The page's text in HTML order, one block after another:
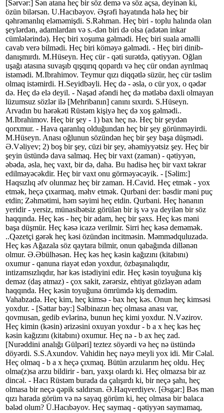
[Sərvər:] Sən atana heç bir söz demə və söz açsa, deyinən ki,
özün bilərsən. U.Hacıbəyov. Əşrəfi həyatında hələ heç bir
qəhrəmanlıq eləməmişdi. S.Rəhman. Heç biri - toplu halında olan
şeylərdən, adamlardan və s.-dən biri də olsa (adətən inkar
cümlələrində). Heç biri xoşuma gəlmədi. Heç biri suala əməlli
cavab verə bilmədi. Heç biri köməyə gəlmədi. - Heç biri dinib-
danışmırdı. M.Hüseyn. Heç cür - qəti surətdə, qətiyyən. Oğlan
uşağı atasına suvaşıb qışqırıq qopardı və heç cür ondan ayrılmaq
istəmədi. M.Ibrahimov. Teymur qızı diqqətlə süzür, heç cür təslim
olmaq istəmirdi. H.Seyidbəyli. Heç də - əsla, o cür yox, o qədər
də. Heç də elə deyil. - Naşad əfəndi heç də mətləbə dəxli olmayan
lüzumsuz sözlər ilə [Mehribanın] canını sıxırdı. S.Hüseyn.
Arvadın bu hərəkəti Rüstəm kişiyə heç də xoş gəlmədi..
M.Ibrahimov. Heç bir şey - 1) bax heç nə. Heç bir şeydən
qorxmur. - Hava qaranlıq olduğundan heç bir şey görünməyirdi.
M.Hüseyn. Anası oğlunun sözündən heç bir şey başa düşmədi.
Ə.Vəliyev; 2) boş bir şey, cüzi bir şey, əhəmiyyətsiz şey. Heç bir
şeyin üstündə dava salmaq. Heç bir vaxt (zaman) - qətiyyən,
əbəda, əsla, heç vaxt, bir də, daha. Bu hadisə heç bir vaxt təkrar
edilməyəcəkdir. Heç bir vaxt onu görməyəcəyik. - [Səlim:]
Haqsızlıq əfv olunmaz heç bir zaman. H.Cavid. Heç etmək - yox
etmək, heçə çıxarmaq, məhv etmək. Qurbani der: bəsdir məni puç
etdin; Zəhmətimi, həm səyimi heç etdin. Qurbani. Heç hənanın
yeridir - yersiz, münasibətsiz görülən bir iş və ya deyilən bir söz
haqqında. Heç kəs - heç bir adam, heç bir şəxs. Heç kəs məni
başa düşmür. Heç kəsə icazə verilmir. Sirri heç kəsə deməmək.
..Qəzetçi gərək heç kəsi özündən incitməsin. Məmmədquluzadə.
Heç kəs Ağazala söz qaytara bilmir, onun qabağında dillənən
olmur. Ə.Əbülhəsən. Heç kəs heç kəsin kağızını (kitabını)
oxumur - qanuna riayət edən yoxdur, özbaşınalıqdır,
intizamsızlıqdır, hər kəs istədiyini edir. Heç kəsin toyuğuna kiş
deməz (daş atmaz) - çox sakit, zərərsiz, ehtiyat gözləyən adam
haqqında. Heç kəsin toyuğuna ömrümdə kiş demədim.
Vahabzadə. Heç kim, heç kimsə - bax heç kəs. Onun heç kimsəsi
yoxdur. - [Səttar bəy:] Səlbinazın heç olmasa anası var,
qovmusan, gedib evlərinə, bunun heç kimi yoxdur. N.Vəzirov.
Heç kimin (kəsin) ərizəsini oxuyan yoxdur - b a x heç kəs heç
kəsin kağızını (kitabını) oxumur. Heç nə - b ax heç zad.
[Nurəddini analığı Gülpəri] teztez söyərdi və heç nə üstündə
döyərdi. S.S.Axundov. Vahidin heç nəyə meyli yox idi. Mir Cəlal.
Heç olmaq - b a x heçə çıxmaq. Bütün arzularım heç oldu. Heç
olma(z)sa arzu bildirir - barı, yaxşı olardı ki. Heç olmazsa bir az
dincəl. - Hacı Rüstəm burada da çalışırdı ki, bir neçə şahı, heç
olmasa bir neçə qəpik saldırsın. Ə.Haqverdiyev. [Əsgər:] Bəs mən
qızı harada görüm və nə sayaq görüm ki, heç olmasa bir balaca
bələd olum? Ü.Hacıbəyov. Heç saymaq - qətiyyən saymamaq,